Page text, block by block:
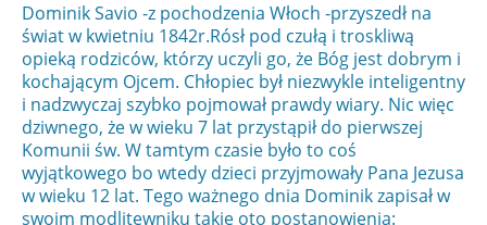
Dominik Savio -z pochodzenia Włoch -przyszedł na
świat w kwietniu 1842r.Rósł pod czułą i troskliwą
opieką rodziców, którzy uczyli go, że Bóg jest dobrym i
kochającym Ojcem. Chłopiec był niezwykle inteligentny
i nadzwyczaj szybko pojmował prawdy wiary. Nic więc
dziwnego, że w wieku 7 lat przystąpił do pierwszej
Komunii św. W tamtym czasie było to coś
wyjątkowego bo wtedy dzieci przyjmowały Pana Jezusa
w wieku 12 lat. Tego ważnego dnia Dominik zapisał w
swoim modlitewniku takie oto postanowienia: